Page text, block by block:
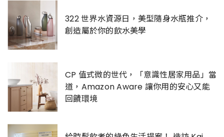
322 世界水資源日，美型隨身水瓶推介，
創造屬於你的飲水美學
CP 值式微的世代，「意識性居家用品」當
道，Amazon Aware 讓你用的安心又能
回饋環境